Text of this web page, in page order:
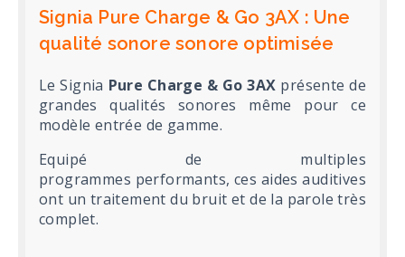
Signia Pure Charge & Go 3AX : Une
qualité sonore sonore optimisée
Le Signia Pure Charge & Go 3AX présente de
grandes qualités sonores même pour ce
modèle entrée de gamme.
Equipé de multiples
programmes performants, ces aides auditives
ont un traitement du bruit et de la parole très
complet.